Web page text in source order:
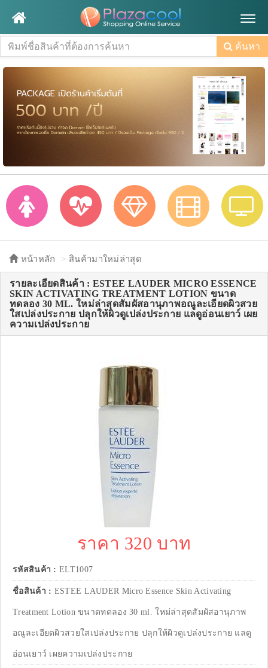
ค้นหา
หน้าหลัก สินค้ามาใหม่ล่าสุด
รายละเอียดสินค้า : ESTEE LAUDER MICRO ESSENCE
SKIN ACTIVATING TREATMENT LOTION ขนาด
ทดลอง 30 ML. ใหม่ล่าสุดสัมผัสอานุภาพอณูละเอียดผิวสวย
ใสเปล่งประกาย ปลุกให้ผิวดูเปล่งประกาย แลดูอ่อนเยาว์ เผย
ความเปล่งประกาย
ราคา 320 บาท
รหัสสินค้า : ELT1007
ชื่อสินค้า : ESTEE LAUDER Micro Essence Skin Activating
Treatment Lotion ขนาดทดลอง 30 ml. ใหม่ล่าสุดสัมผัสอานุภาพ
อณูละเอียดผิวสวยใสเปล่งประกาย ปลุกให้ผิวดูเปล่งประกาย แลดู
อ่อนเยาว์ เผยความเปล่งประกาย